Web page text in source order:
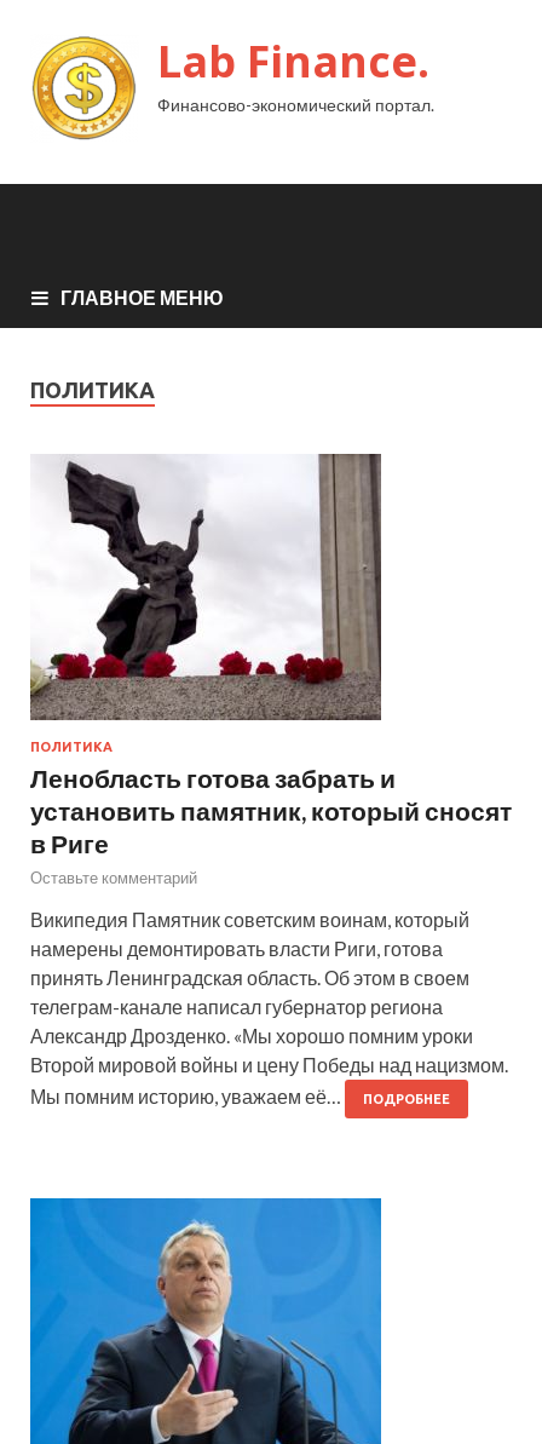
Lab Finance.
Финансово-экономический портал.
ГЛАВНОЕ МЕНЮ
ПОЛИТИКА
ПОЛИТИКА
Ленобласть готова забрать и
установить памятник, который сносят
в Риге
Оставьте комментарий
Википедия Памятник советским воинам, который
намерены демонтировать власти Риги, готова
принять Ленинградская область. Об этом в своем
телеграм-канале написал губернатор региона
Александр Дрозденко. «Мы хорошо помним уроки
Второй мировой войны и цену Победы над нацизмом.
Мы помним историю, уважаем её…
ПОДРОБНЕЕ